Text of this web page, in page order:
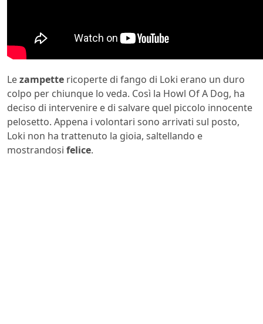
Lezampette ricoperte di fango di Loki erano un duro
colpo per chiunque lo veda. Così la Howl Of A Dog, ha
deciso di intervenire e di salvare quel piccolo innocente
pelosetto. Appena i volontari sono arrivati sul posto,
Loki non ha trattenuto la gioia, saltellando e
mostrandosi felice.